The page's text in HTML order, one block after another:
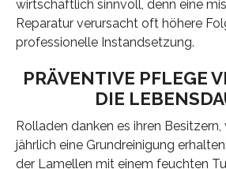
wirtschaftlich sinnvoll, denn eine
Reparatur verursacht oft höhere
professionelle Instandsetzung.
PRÄVENTIVE PFLEGE
DIE
Rolladen danken es ihren
jährlich eine Grundreinigung
der Lamellen mit einem feuchten